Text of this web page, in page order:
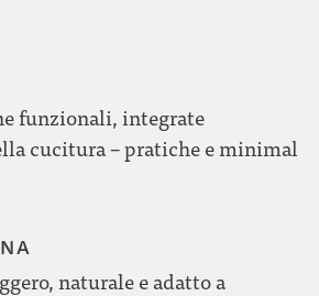
funzionali, integrate
cucitura – pratiche e minimal
naturale e adatto a